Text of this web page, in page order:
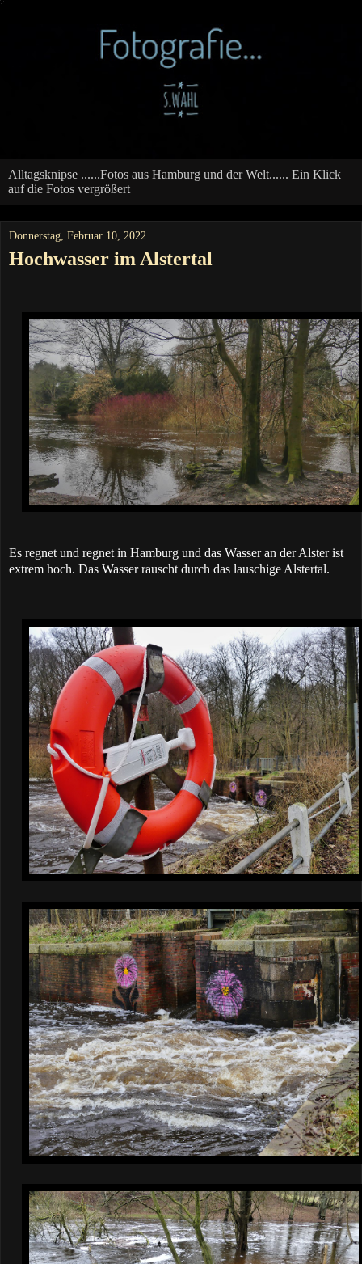
Alltagsknipse ......Fotos aus Hamburg und der Welt...... Ein Klick
auf die Fotos vergrößert
Donnerstag, Februar 10, 2022
Hochwasser im Alstertal
Es regnet und regnet in Hamburg und das Wasser an der Alster ist
extrem hoch. Das Wasser rauscht durch das lauschige Alstertal.